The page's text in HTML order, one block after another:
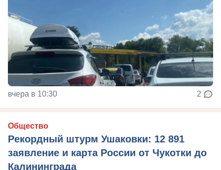
вчера в 10:30 2
Общество
Рекордный штурм Ушаковки: 12 891
заявление и карта России от Чукотки до
Калининграда